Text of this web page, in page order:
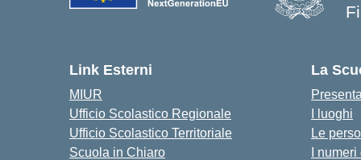
Link Esterni
MIUR
Ufficio Scolastico Regionale
Ufficio Scolastico Territoriale
Scuola in Chiaro
La
I luoghi
Le
I